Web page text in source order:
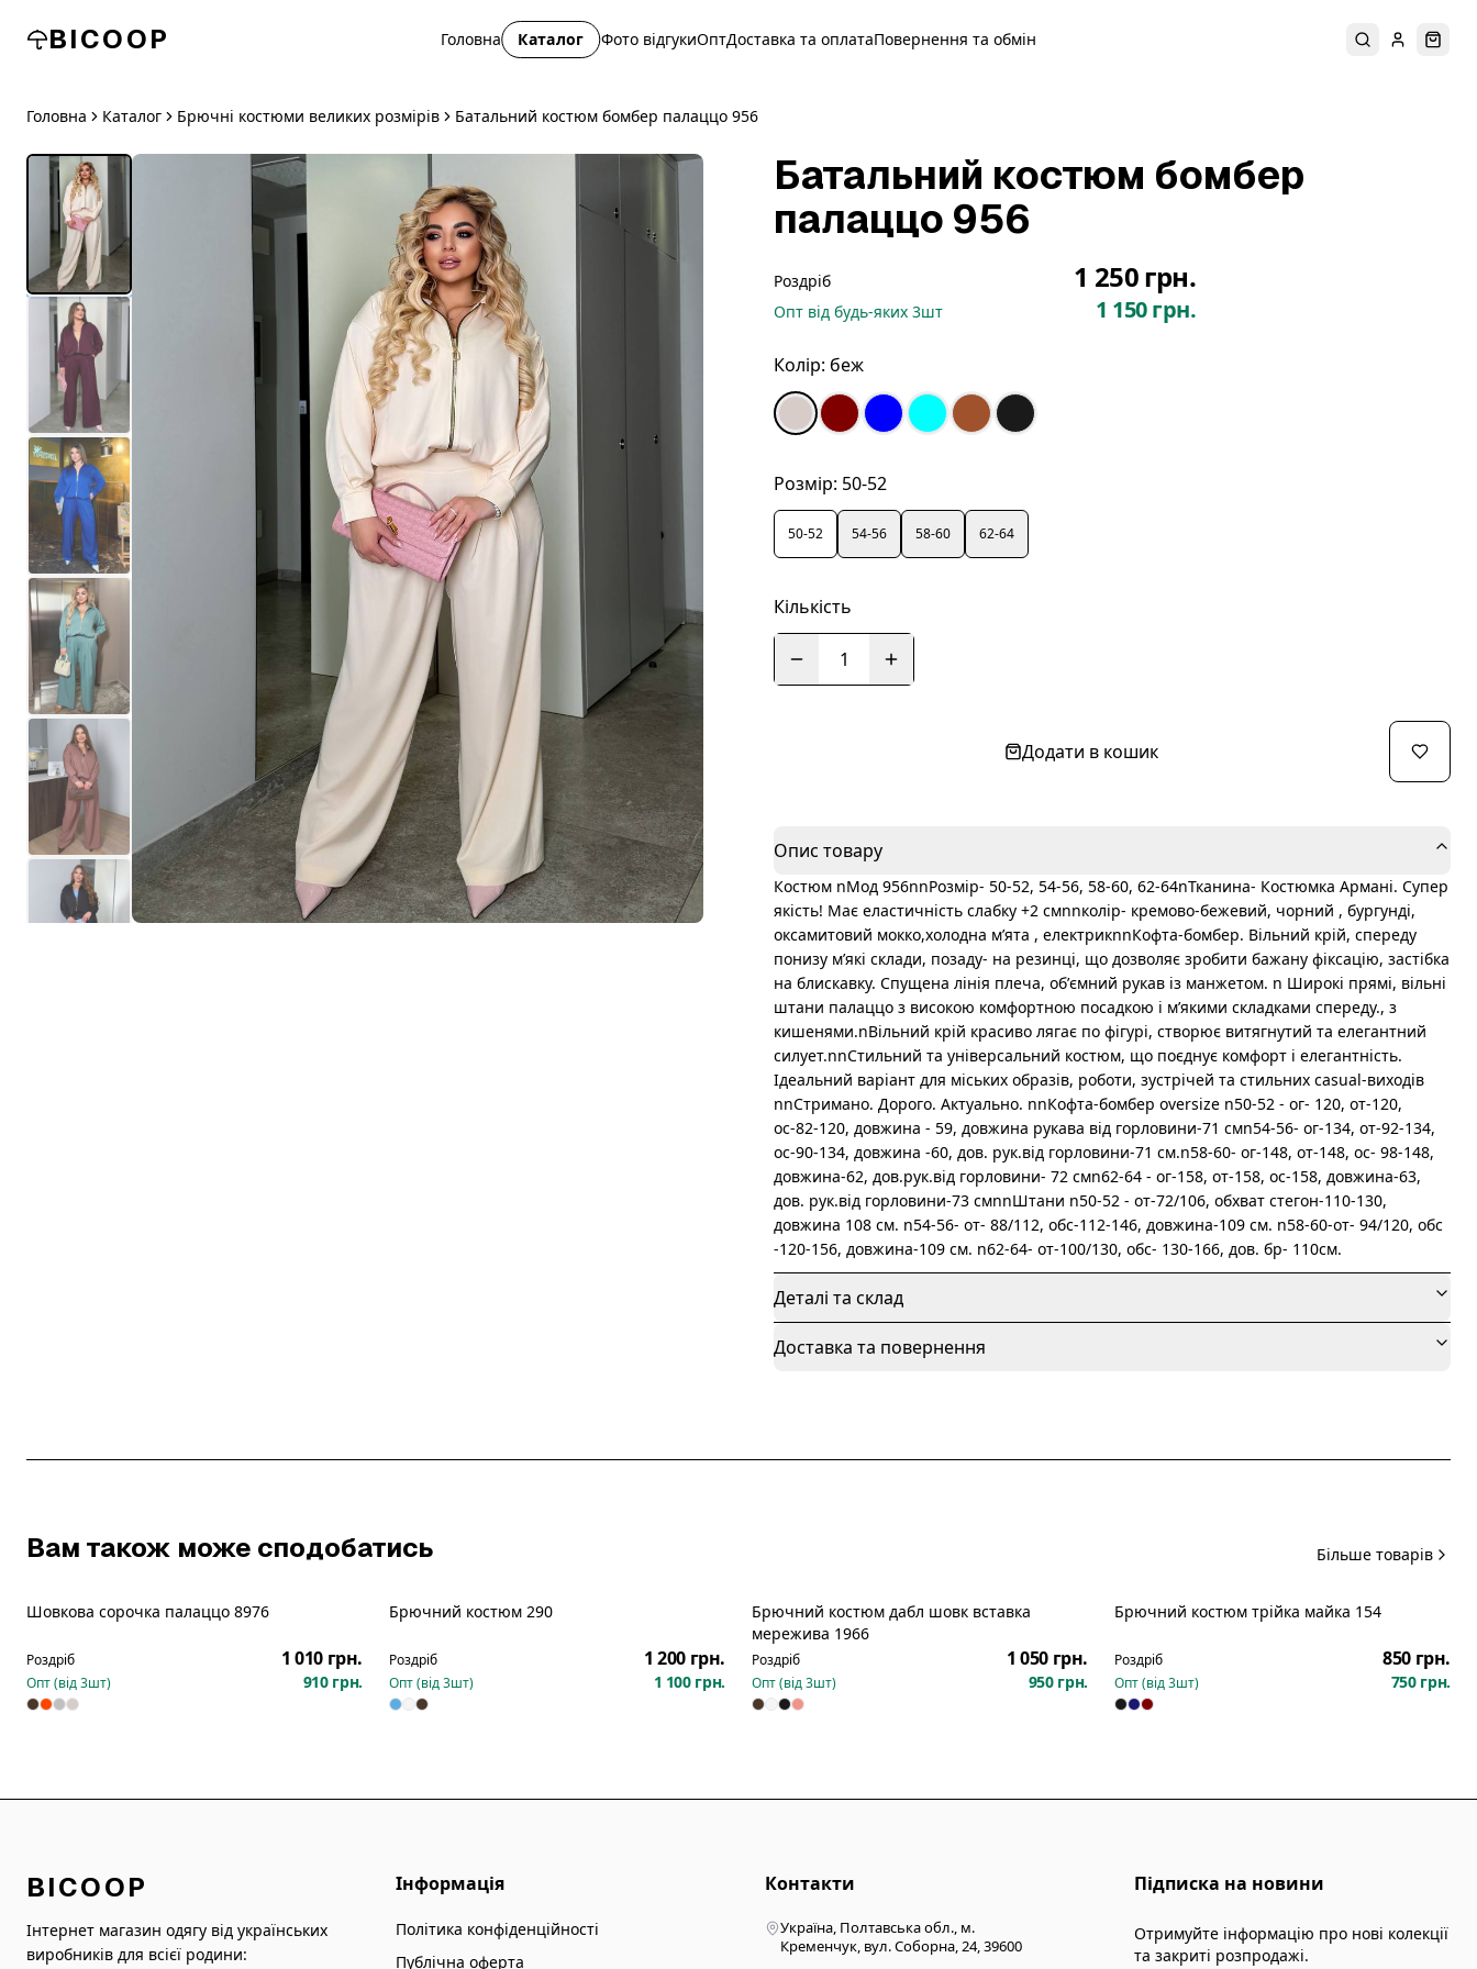
BICOOP Головна Каталог Фото відгукиОптДоставка та оплатаПовернення та обмін ПошукУвійти
Головна Каталог Брючні костюми великих розмірів Батальний костюм бомбер палаццо 956
Батальний костюм бомбер
палаццо 956
Роздріб 1 250 грн.
Опт від будь-яких 3шт 1 150 грн.
Колір: беж
Розмір: 50-52
50-52 54-56 58-60 62-64
Кількість
1
Додати в кошик
Опис товару
Костюм nМод 956nnРозмір- 50-52, 54-56, 58-60, 62-64nТканина- Костюмка Армані. Супер
якість! Має еластичність слабку +2 смnnколір- кремово-бежевий, чорний , бургунді,
оксамитовий мокко,холодна мʼята , електрикnnКофта-бомбер. Вільний крій, спереду
понизу мʼякі склади, позаду- на резинці, що дозволяє зробити бажану фіксацію, застібка
на блискавку. Спущена лінія плеча, обʼємний рукав із манжетом. n Широкі прямі, вільні
штани палаццо з високою комфортною посадкою і мʼякими складками спереду., з
кишенями.nВільний крій красиво лягає по фігурі, створює витягнутий та елегантний
силует.nnСтильний та універсальний костюм, що поєднує комфорт і елегантність.
Ідеальний варіант для міських образів, роботи, зустрічей та стильних casual-виходів
nnСтримано. Дорого. Актуально. nnКофта-бомбер oversize n50-52 - ог- 120, от-120,
ос-82-120, довжина - 59, довжина рукава від горловини-71 смn54-56- ог-134, от-92-134,
ос-90-134, довжина -60, дов. рук.від горловини-71 см.n58-60- ог-148, от-148, ос- 98-148,
довжина-62, дов.рук.від горловини- 72 смn62-64 - ог-158, от-158, ос-158, довжина-63,
дов. рук.від горловини-73 смnnШтани n50-52 - от-72/106, обхват стегон-110-130,
довжина 108 см. n54-56- от- 88/112, обс-112-146, довжина-109 см. n58-60-от- 94/120, обс
-120-156, довжина-109 см. n62-64- от-100/130, обс- 130-166, дов. бр- 110см.
Деталі та склад
Доставка та повернення
Вам також може сподобатись Більше товарів
Шовкова сорочка палаццо 8976
Роздріб 1 010 грн.
Опт (від3шт) 910 грн.
Брючний костюм 290
Роздріб 1 200 грн.
Опт (від3шт) 1 100 грн.
Брючний костюм дабл шовк вставка
мережива 1966
Роздріб 1 050 грн.
Опт (від3шт) 950 грн.
Брючний костюм трійка майка 154
Роздріб 850 грн.
Опт (від3шт) 750 грн.
BICOOP
Інтернет магазин одягу від українських
виробників для всієї родини:
Інформація
Політика конфіденційності
Публічна оферта
Контакти
Україна, Полтавська обл., м.
Кременчук, вул. Соборна, 24, 39600
Підписка на новини
Отримуйте інформацію про нові колекції
та закриті розпродажі.